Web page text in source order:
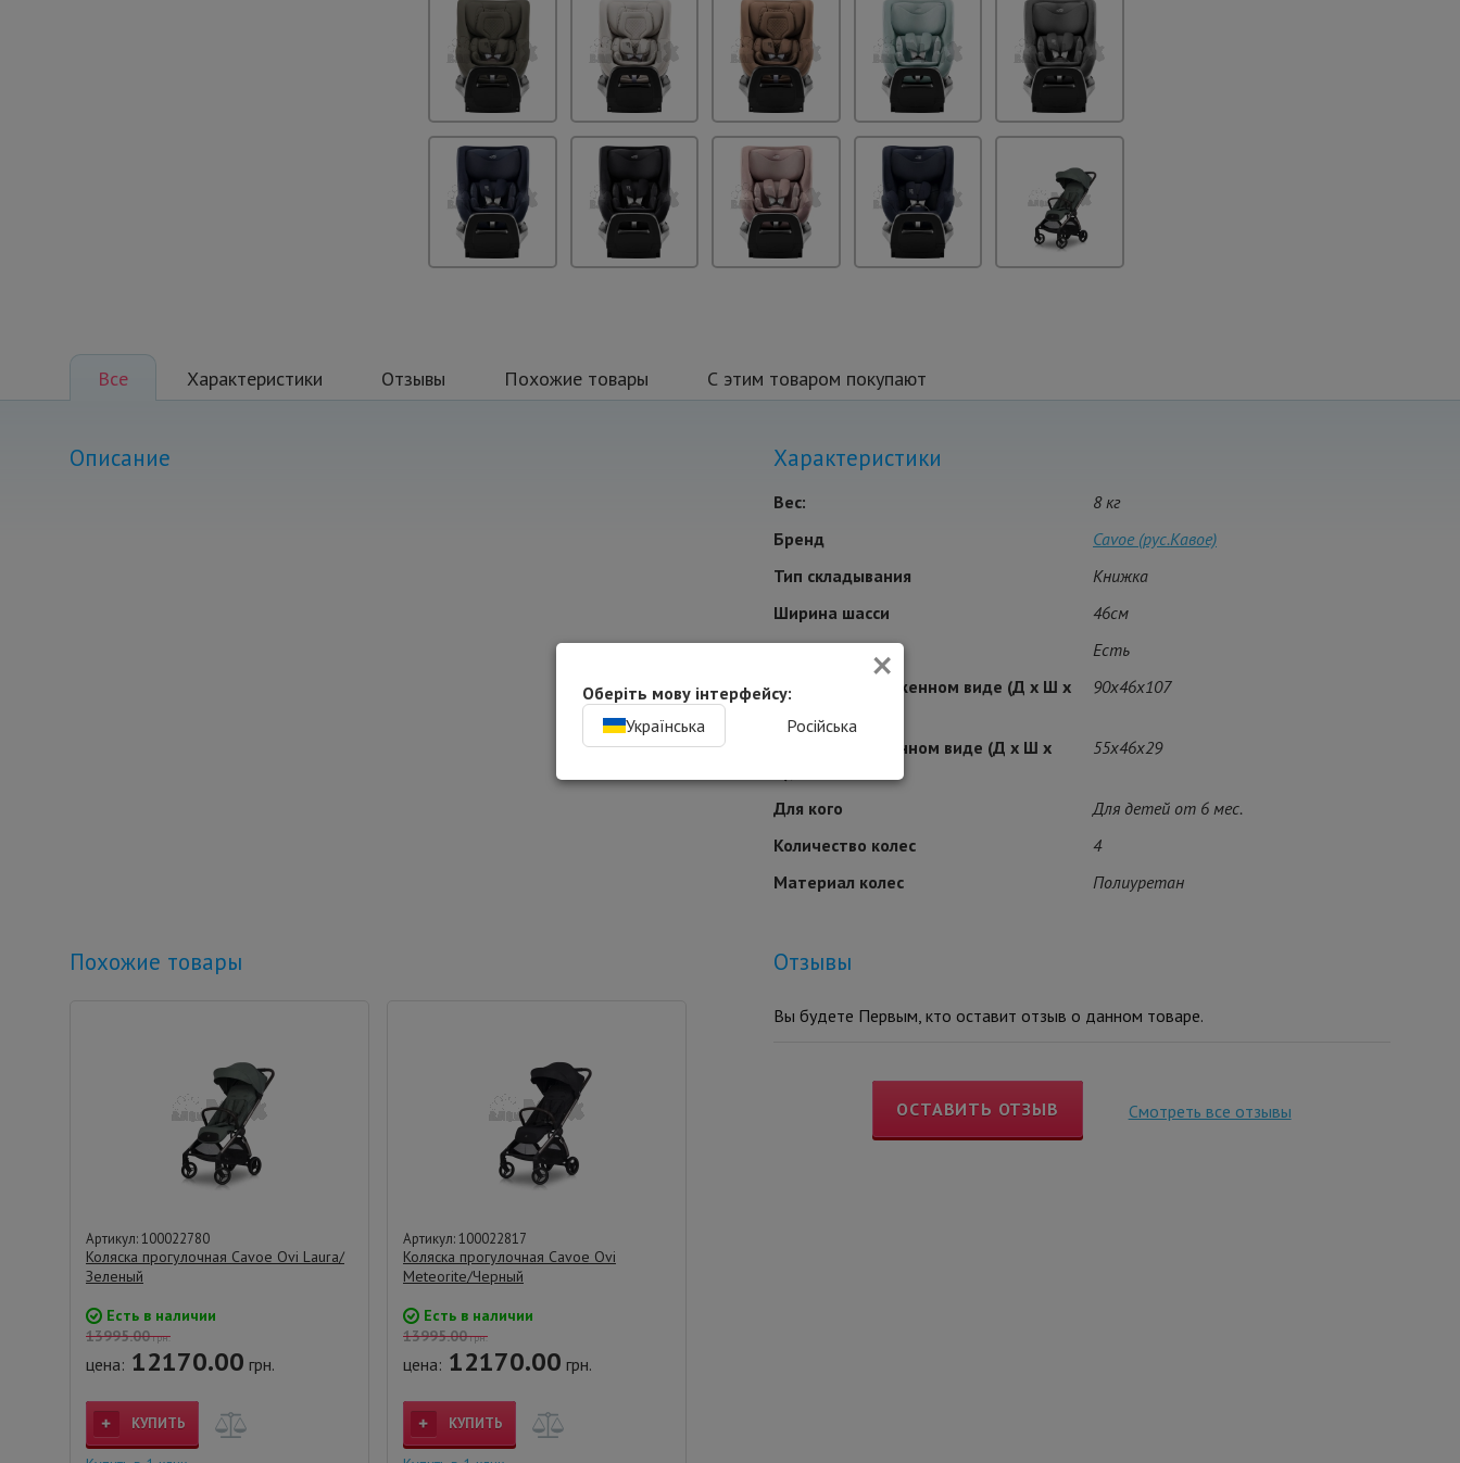
Все Характеристики Отзывы Похожие товары С этим товаром покупают
Описание Характеристики
Вес:
8 кг
Бренд
Cavoe (рус.Кавое)
Тип складывания
Книжка
Ширина шасси
46см
Корзина
Есть
Размер в разложенном виде (Д х Ш х
90x46x107
Размер в сложенном виде (Д х Ш х
55x46x29
Для кого
Для детей от 6 мес.
Количество колес
4
Материал колес
Полиуретан
Похожие товары
Артикул: 100022780
Коляска прогулочная Cavoe Ovi Laura/
Зеленый
Есть в наличии
13995.00грн.
цена: 12170.00 грн.
КУПИТЬ
Артикул: 100022817
Коляска прогулочная Cavoe Ovi
Meteorite/Черный
Есть в наличии
13995.00грн.
цена: 12170.00 грн.
КУПИТЬ
Отзывы
Вы будете Первым, кто оставит отзыв о данном товаре.
ОСТАВИТЬ ОТЗЫВ Смотреть все отзывы
×
Оберіть мову інтерфейсу:
Українська
Російська